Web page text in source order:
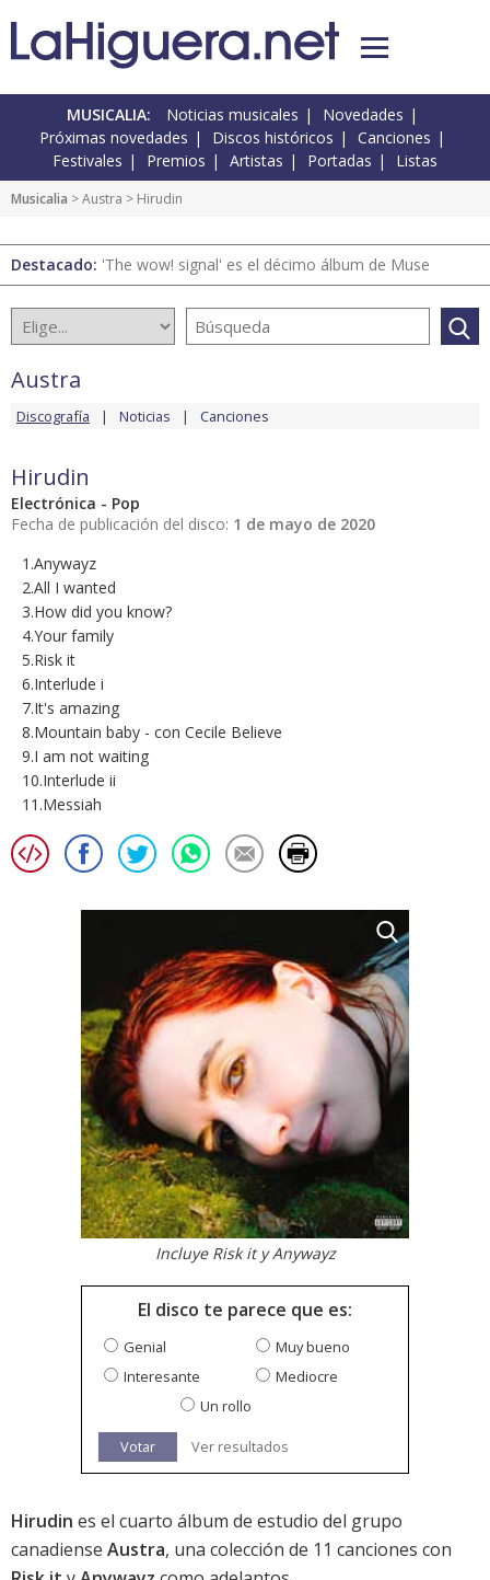
MUSICALIA: Noticias musicales
Novedades
Próximas novedades
Discos históricos
Canciones
Festivales
Premios Artistas Portadas Listas
Musicalia >Austra > Hirudin
Destacado: 'The wow! signal' es el décimo álbum de Muse
Austra
Discografía Noticias Canciones
Hirudin
Electrónica - Pop
Fecha de publicación del disco: 1 de mayo de 2020
1.Anywayz
2.All I wanted
3.How did you know?
4.Your family
5.Risk it
6.Interlude i
7.It's amazing
8.Mountain baby - con Cecile Believe
9.I am not waiting
10.Interlude ii
11.Messiah
Incluye Risk it y Anywayz
El disco te parece que es:
Genial
Muy bueno
Interesante
Mediocre
Un rollo
Votar Ver resultados
Hirudin es el cuarto álbum de estudio del grupo
canadiense Austra, una colección de 11 canciones con